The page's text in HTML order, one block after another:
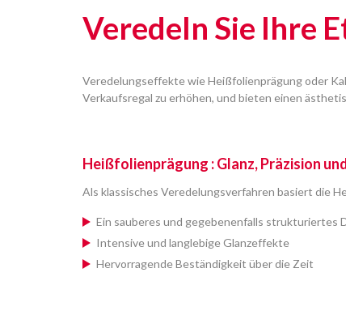
Veredeln Sie Ihre
Veredelungseffekte wie Heißfolienprägung oder
Verkaufsregal zu erhöhen, und bieten einen
Heißfolienprägung : Glanz, Präzision
Als klassisches Veredelungsverfahren basiert die
Ein sauberes und gegebenenfalls strukturiertes
Intensive und langlebige Glanzeffekte
Hervorragende Beständigkeit über die Zeit